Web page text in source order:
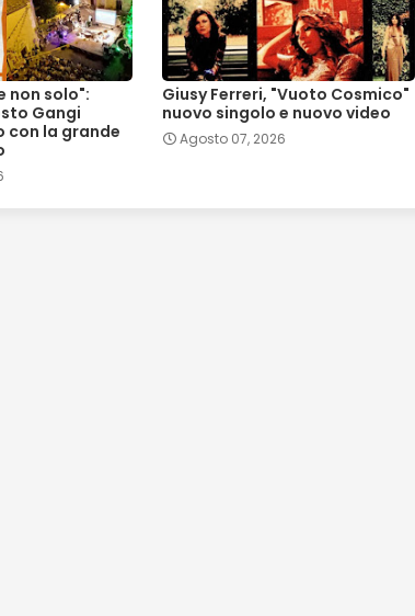
non solo":
Gangi
con la grande
Giusy Ferreri, "Vuoto Cosmico"
nuovo singolo e nuovo video
Agosto 07, 2026